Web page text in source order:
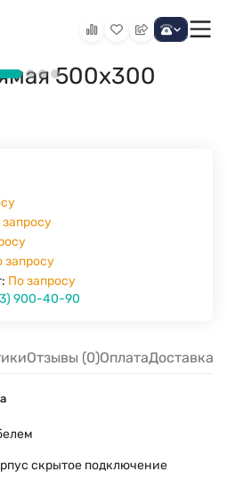
500х300
запросу
По запросу
900-40-90
Отзывы (0)ОплатаДоставка
скрытое подключение